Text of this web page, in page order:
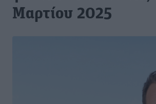
Μαρτίου 2025